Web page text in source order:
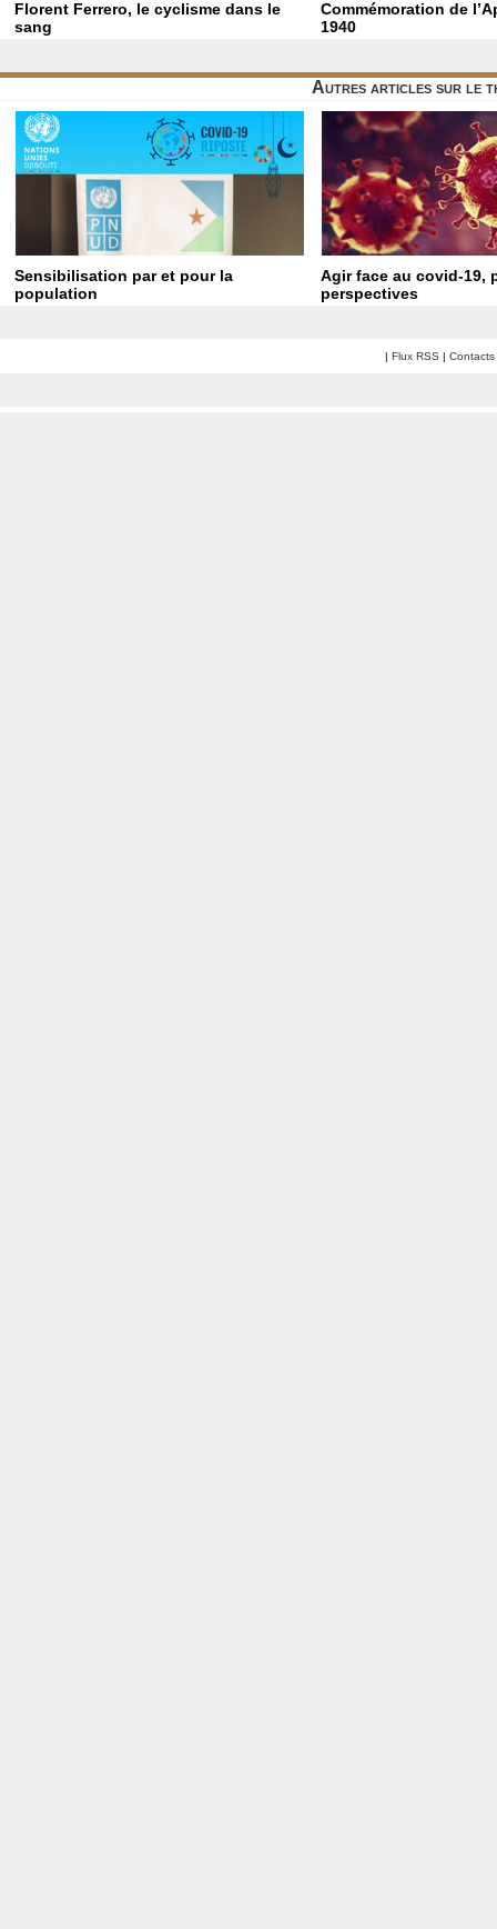
Florent Ferrero, le cyclisme dans le
sang
Commémoration de
1940
Autres articles sur le
Sensibilisation par et pour la
population
Agir face au covid-19,
perspectives
| Flux RSS | Contacts